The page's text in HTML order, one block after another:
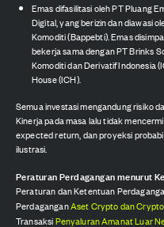
Emas difasilitasi oleh PT Pluang
Digital, yang berizin dan diawasi
Komoditi (Bappebti). Emas
bekerja sama dengan PT Brinks
Komoditi dan Derivatif Indonesia
House (ICH).
Semua investasi mengandung risiko
Kinerja pada masa lalu tidak
expected return, dan proyeksi
ilustrasi.
Peraturan Perdagangan menurut
Peraturan dan Ketentuan
PerdaganganAset Crypto dan
TransaksiPenyaluran Amanat Luar